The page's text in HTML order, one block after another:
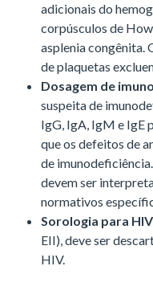
adicionais do
corpúsculos de
asplenia congênita.
de plaquetas
Dosagem de
suspeita de
IgG, IgA, IgM e IgE
que os defeitos de
de
devem ser
normativos
Sorologia para
EII), deve ser
HIV.